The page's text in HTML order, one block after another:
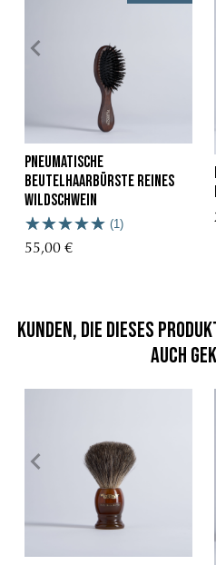
Pneumatische
Beutelhaarbürste reines
Wildschwein
(1)
55,00 €
Kunden, die dieses
auch